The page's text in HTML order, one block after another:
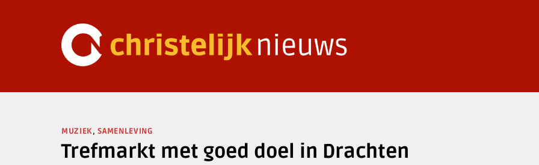
MUZIEK,SAMENLEVING
Trefmarkt met goed doel in Drachten